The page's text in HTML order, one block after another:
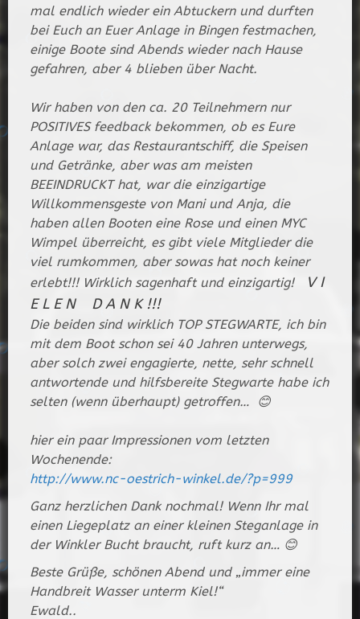
mal endlich wieder ein Abtuckern und durften
bei Euch an Euer Anlage in Bingen festmachen,
einige Boote sind Abends wieder nach Hause
gefahren, aber 4 blieben über Nacht.
Wir haben von den ca. 20 Teilnehmern nur
POSITIVES feedback bekommen, ob es Eure
Anlage war, das Restaurantschiff, die Speisen
und Getränke, aber was am meisten
BEEINDRUCKT hat, war die einzigartige
Willkommensgeste von Mani und Anja, die
haben allen Booten eine Rose und einen MYC
Wimpel überreicht, es gibt viele Mitglieder die
viel rumkommen, aber sowas hat noch keiner
erlebt!!! Wirklich sagenhaft und einzigartig!
V I
E L E N D A N K !!!
Die beiden sind wirklich TOP STEGWARTE, ich bin
mit dem Boot schon sei 40 Jahren unterwegs,
aber solch zwei engagierte, nette, sehr schnell
antwortende und hilfsbereite Stegwarte habe ich
selten (wenn überhaupt) getroffen… 😊
hier ein paar Impressionen vom letzten
Wochenende:
http://www.nc-oestrich-winkel.de/?p=999
Ganz herzlichen Dank nochmal! Wenn Ihr mal
einen Liegeplatz an einer kleinen Steganlage in
der Winkler Bucht braucht, ruft kurz an… 😊
Beste Grüße, schönen Abend und „immer eine
Handbreit Wasser unterm Kiel!“
Ewald..